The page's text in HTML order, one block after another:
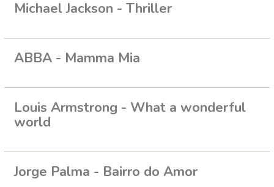
Michael Jackson - Thriller
ABBA - Mamma Mia
Louis Armstrong - What a wonderful
world
Jorge Palma - Bairro do Amor